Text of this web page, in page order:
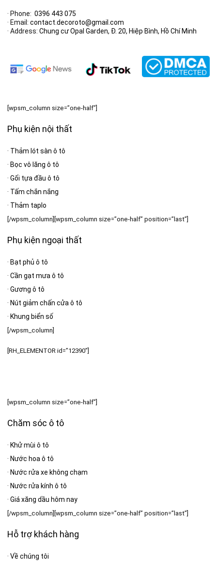
· Phone: 0396 443 075
· Email: contact.decoroto@gmail.com
· Address: Chung cư Opal Garden, Đ. 20, Hiệp Bình, Hồ Chí Minh
[wpsm_column size=”one-half”]
Phụ kiện nội thất
· Thảm lót sàn ô tô
· Bọc vô lăng ô tô
· Gối tựa đầu ô tô
· Tấm chắn nắng
· Thảm taplo
[/wpsm_column][wpsm_column size=”one-half” position=”last”]
Phụ kiện ngoại thất
· Bạt phủ ô tô
· Cần gạt mưa ô tô
· Gương ô tô
· Nút giảm chấn cửa ô tô
· Khung biển số
[/wpsm_column]
[RH_ELEMENTOR id=”12390″]
[wpsm_column size=”one-half”]
Chăm sóc ô tô
· Khử mùi ô tô
· Nước hoa ô tô
· Nước rửa xe không chạm
· Nước rửa kính ô tô
· Giá xăng dầu hôm nay
[/wpsm_column][wpsm_column size=”one-half” position=”last”]
Hỗ trợ khách hàng
· Về chúng tôi